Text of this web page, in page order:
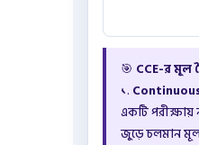
🎯 CCE-র মূল
১. Continuous
একটি
জুড়ে চলমান